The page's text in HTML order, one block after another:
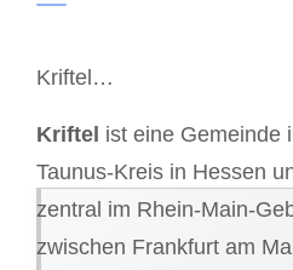
Kriftel…
Kriftel ist eine Gemeinde
Taunus-Kreis in Hessen
zentral im Rhein-Main-
zwischen Frankfurt am